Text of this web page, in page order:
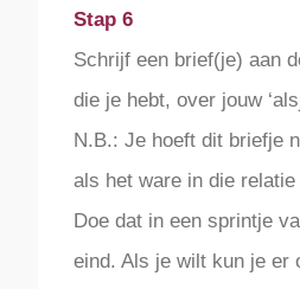
Stap 6
Schrijf een brief(je) aan
die je hebt, over jouw
N.B.: Je hoeft dit briefje
als het ware in die
Doe dat in een sprintje
eind. Als je wilt kun je er